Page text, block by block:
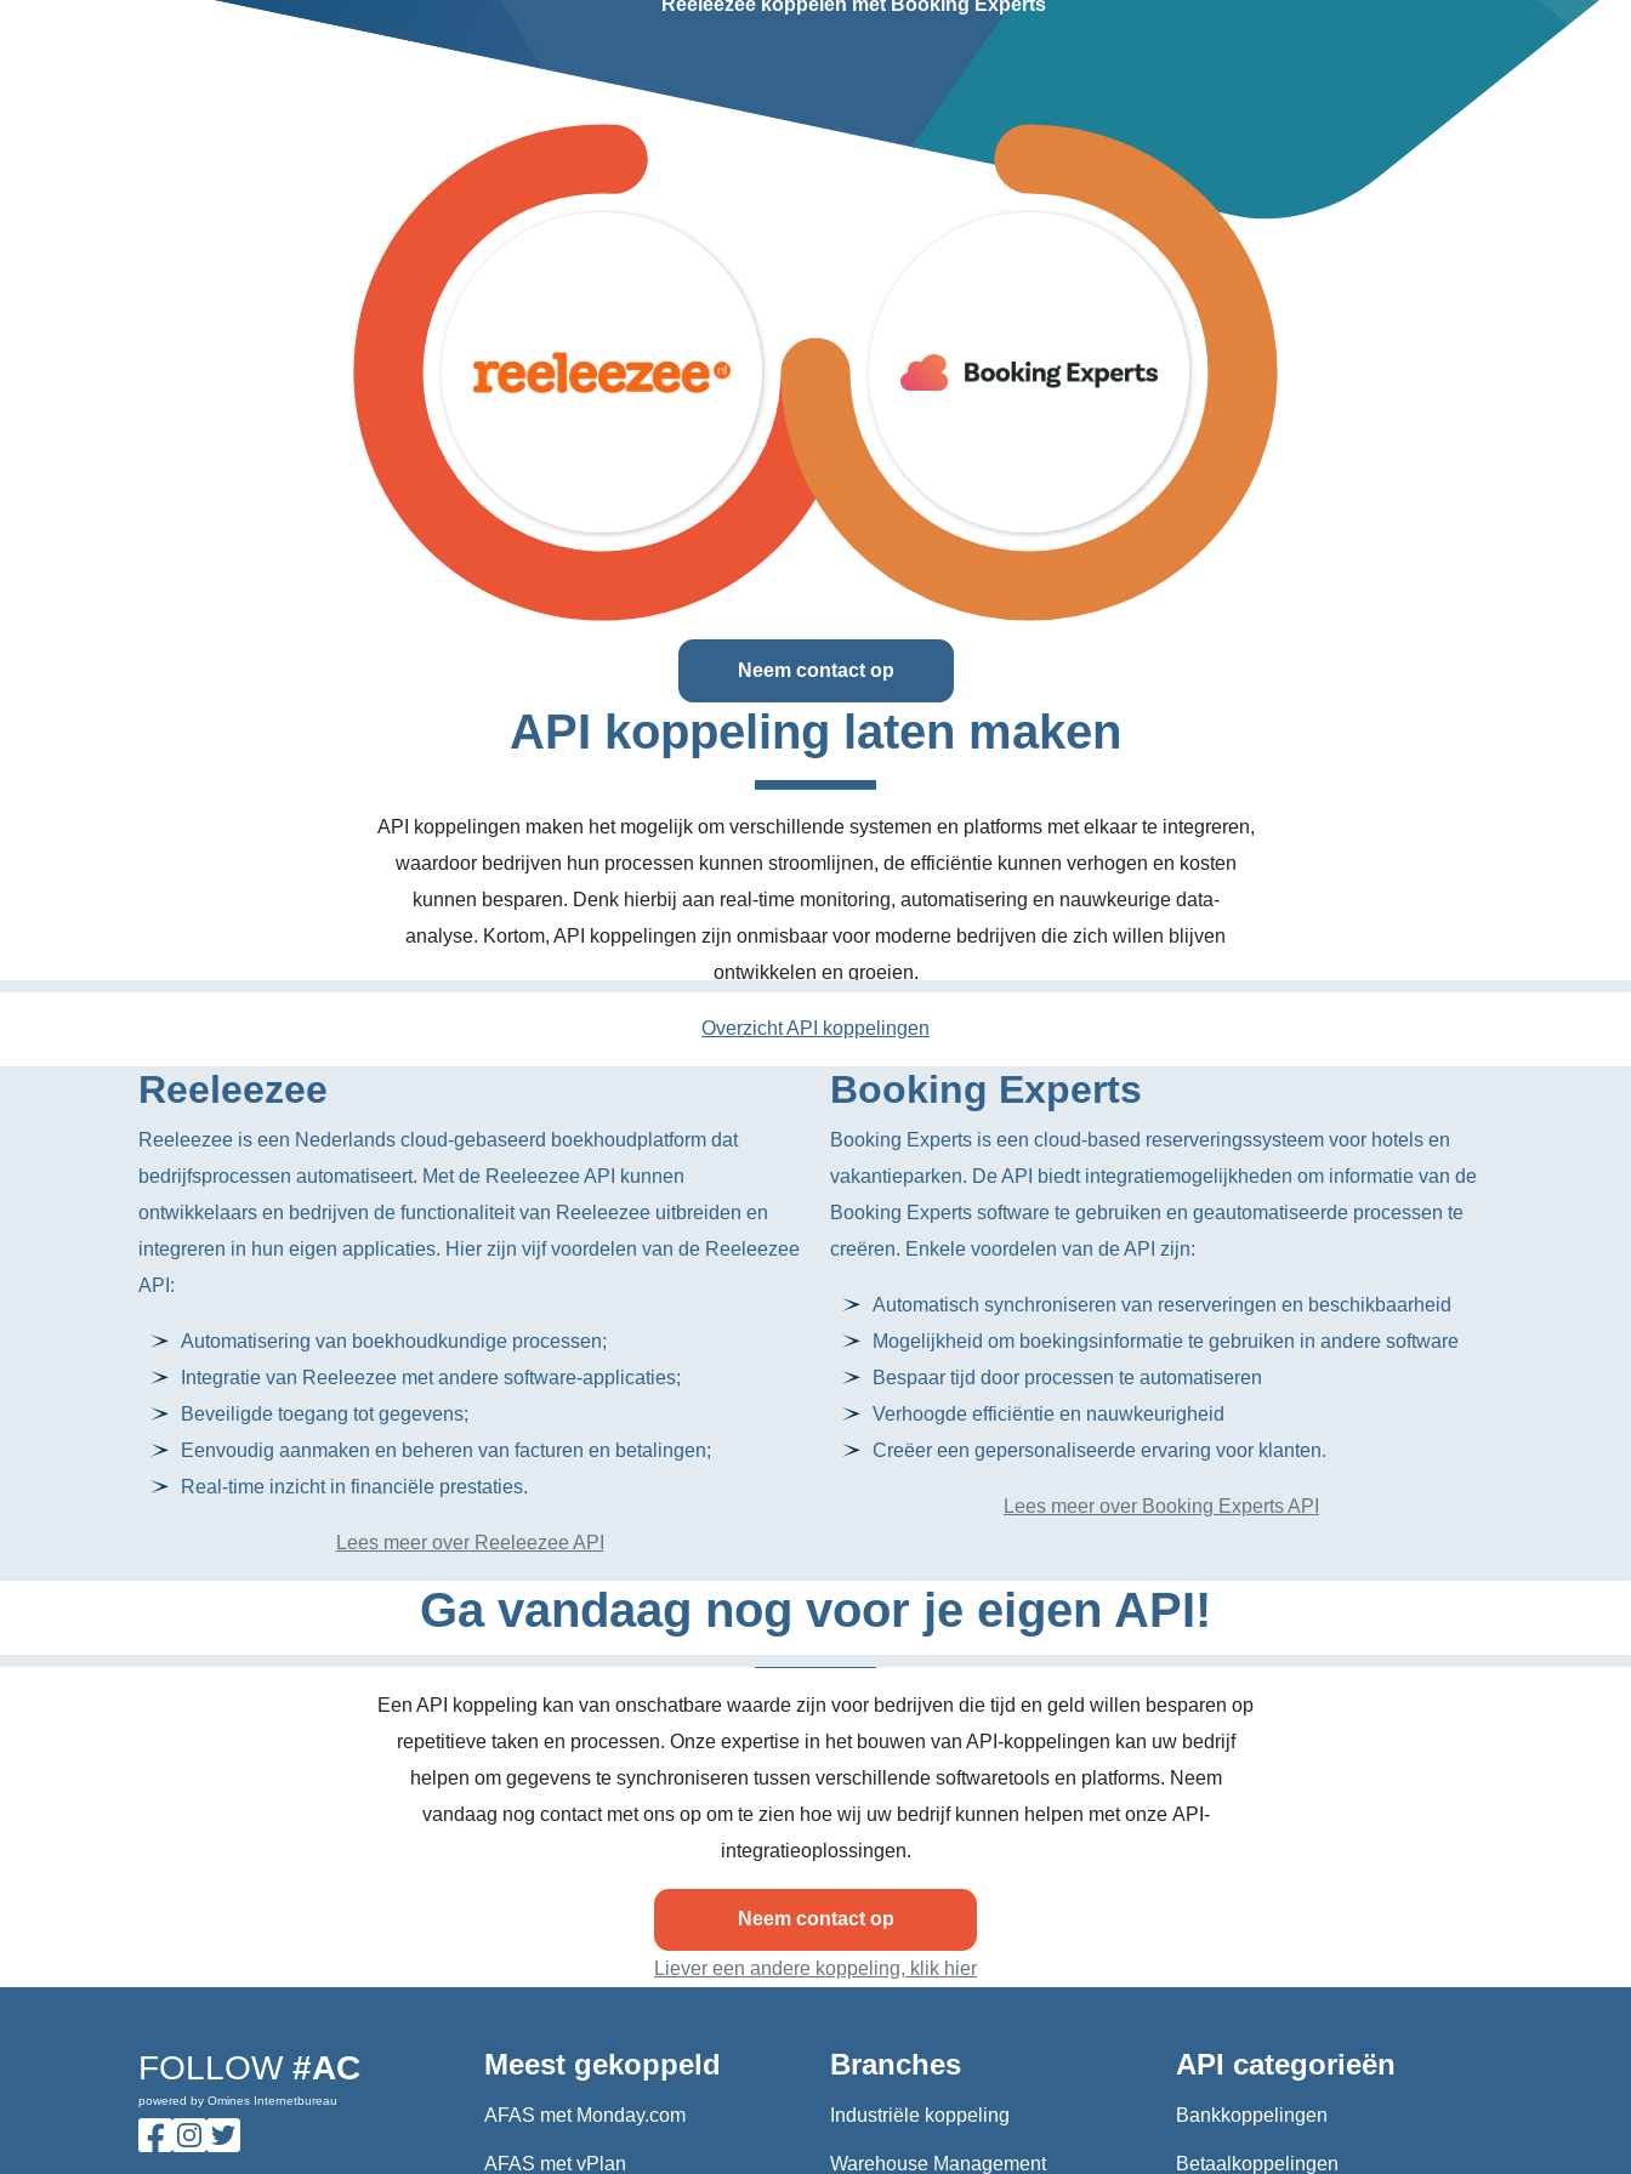
Reeleezee koppelen met Booking Experts
Neem contact op
API koppeling laten maken
API koppelingen maken het mogelijk om verschillende systemen en platforms met elkaar te integreren,
waardoor bedrijven hun processen kunnen stroomlijnen, de efficiëntie kunnen verhogen en kosten
kunnen besparen. Denk hierbij aan real-time monitoring, automatisering en nauwkeurige data-
analyse. Kortom, API koppelingen zijn onmisbaar voor moderne bedrijven die zich willen blijven
ontwikkelen en groeien.
Overzicht API koppelingen
Reeleezee
Reeleezee is een Nederlands cloud-gebaseerd boekhoudplatform dat
bedrijfsprocessen automatiseert. Met de Reeleezee API kunnen
ontwikkelaars en bedrijven de functionaliteit van Reeleezee uitbreiden en
integreren in hun eigen applicaties. Hier zijn vijf voordelen van de Reeleezee
API:
Automatisering van boekhoudkundige processen;
Integratie van Reeleezee met andere software-applicaties;
Beveiligde toegang tot gegevens;
Eenvoudig aanmaken en beheren van facturen en betalingen;
Real-time inzicht in financiële prestaties.
Lees meer over Reeleezee API
Booking Experts
Booking Experts is een cloud-based reserveringssysteem voor hotels en
vakantieparken. De API biedt integratiemogelijkheden om informatie van de
Booking Experts software te gebruiken en geautomatiseerde processen te
creëren. Enkele voordelen van de API zijn:
Automatisch synchroniseren van reserveringen en beschikbaarheid
Mogelijkheid om boekingsinformatie te gebruiken in andere software
Bespaar tijd door processen te automatiseren
Verhoogde efficiëntie en nauwkeurigheid
Creëer een gepersonaliseerde ervaring voor klanten.
Lees meer over Booking Experts API
Ga vandaag nog voor je eigen API!
Een API koppeling kan van onschatbare waarde zijn voor bedrijven die tijd en geld willen besparen op
repetitieve taken en processen. Onze expertise in het bouwen van API-koppelingen kan uw bedrijf
helpen om gegevens te synchroniseren tussen verschillende softwaretools en platforms. Neem
vandaag nog contact met ons op om te zien hoe wij uw bedrijf kunnen helpen met onze API-
integratieoplossingen.
Neem contact op
Liever een andere koppeling, klik hier
FOLLOW #AC
powered by Omines Internetbureau
Meest gekoppeld
AFAS met Monday.com
AFAS met vPlan
Branches
Industriële koppeling
Warehouse Management
API categorieën
Bankkoppelingen
Betaalkoppelingen